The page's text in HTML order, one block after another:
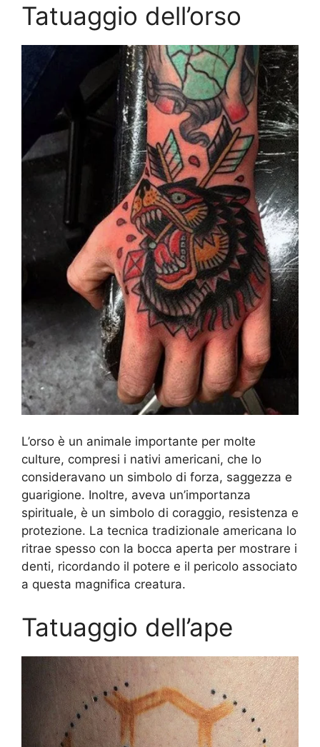
Tatuaggio dell’orso
L’orso è un animale importante per molte
culture, compresi i nativi americani, che lo
consideravano un simbolo di forza, saggezza e
guarigione. Inoltre, aveva un’importanza
spirituale, è un simbolo di coraggio, resistenza e
protezione. La tecnica tradizionale americana lo
ritrae spesso con la bocca aperta per mostrare i
denti, ricordando il potere e il pericolo associato
a questa magnifica creatura.
Tatuaggio dell’ape